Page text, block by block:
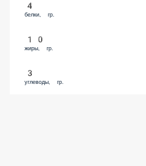
4
белки, гр.
10
жиры, гр.
3
углеводы, гр.